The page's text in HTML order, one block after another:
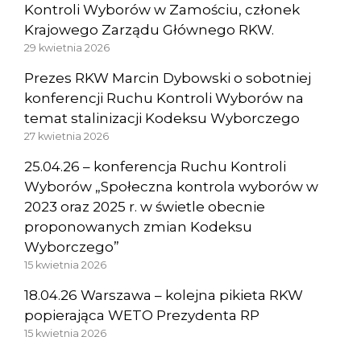
Kontroli Wyborów w Zamościu, członek
Krajowego Zarządu Głównego RKW.
29 kwietnia 2026
Prezes RKW Marcin Dybowski o sobotniej
konferencji Ruchu Kontroli Wyborów na
temat stalinizacji Kodeksu Wyborczego
27 kwietnia 2026
25.04.26 – konferencja Ruchu Kontroli
Wyborów „Społeczna kontrola wyborów w
2023 oraz 2025 r. w świetle obecnie
proponowanych zmian Kodeksu
Wyborczego”
15 kwietnia 2026
18.04.26 Warszawa – kolejna pikieta RKW
popierająca WETO Prezydenta RP
15 kwietnia 2026